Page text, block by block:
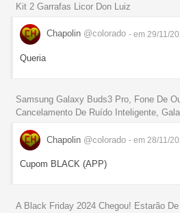
Kit 2 Garrafas Licor Don Luiz
Chapolin @colorado - em 29/11/
Queria
Samsung Galaxy Buds3 Pro, Fone De
Cancelamento De Ruído Inteligente,
Chapolin @colorado - em 28/11/
Cupom BLACK (APP)
A Black Friday 2024 Chegou! Estarão